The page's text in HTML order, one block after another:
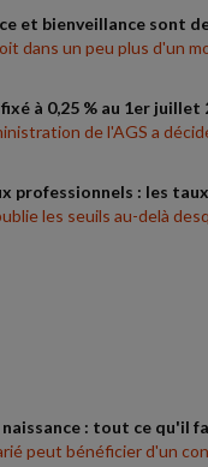
et bienveillance sont
dans un peu plus d'un
à 0,25 % au 1er juillet
de l'AGS a
professionnels : les
les seuils au-delà
: tout ce qu'il
peut bénéficier d'un